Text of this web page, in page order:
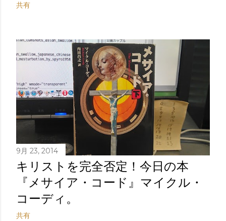
共有
9月 23, 2014
キリストを完全否定！今日の本
『メサイア・コード』マイクル・
コーディ。
共有